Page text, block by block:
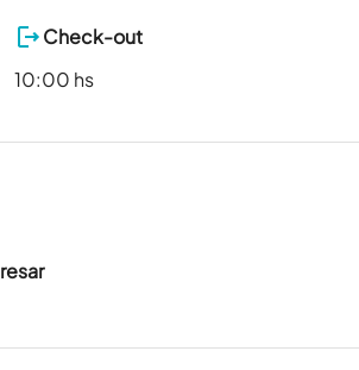
Check-out
10:00 hs